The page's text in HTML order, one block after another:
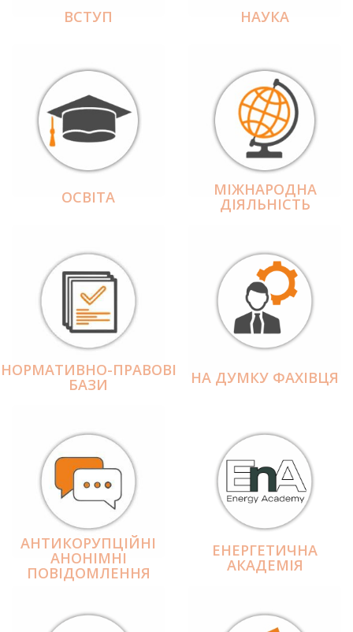
ВСТУП НАУКА
ОСВІТА МІЖНАРОДНА
ДІЯЛЬНІCТЬ
НОРМАТИВНО-ПРАВОВІ
БАЗИ НА ДУМКУ ФАХІВЦЯ
АНТИКОРУПЦІЙНІ
АНОНІМНІ
ПОВІДОМЛЕННЯ
ЕНЕРГЕТИЧНА
АКАДЕМІЯ